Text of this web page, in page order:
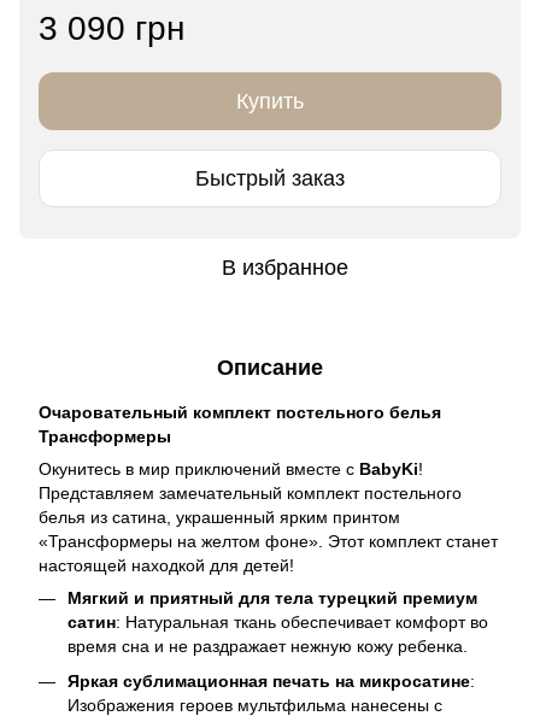
3 090 грн
Купить
Быстрый заказ
В избранное
Описание
Очаровательный комплект постельного белья
Трансформеры
Окунитесь в мир приключений вместе с BabyKi!
Представляем замечательный комплект постельного
белья из сатина, украшенный ярким принтом
«Трансформеры на желтом фоне». Этот комплект станет
настоящей находкой для детей!
Мягкий и приятный для тела турецкий премиум
сатин: Натуральная ткань обеспечивает комфорт во
время сна и не раздражает нежную кожу ребенка.
Яркая сублимационная печать на микросатине:
Изображения героев мультфильма нанесены с